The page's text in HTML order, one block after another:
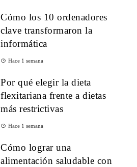
Cómo los 10 ordenadores
clave transformaron la
informática
Hace 1 semana
Por qué elegir la dieta
flexitariana frente a dietas
más restrictivas
Hace 1 semana
Cómo lograr una
alimentación saludable con